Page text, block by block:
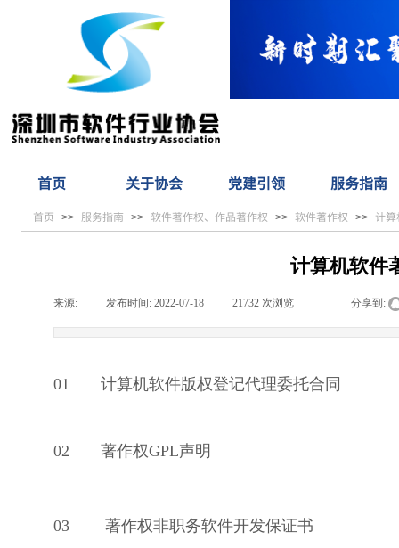
首页 关于协会 党建引领 服务指南
首页 >> 服务指南 >> 软件著作权、作品著作权 >> 软件著作权 >> 计
计算机软件
来源: 发布时间: 2022-07-18 21732 次浏览 分享到:
01 计算机软件版权登记代理委托合同
02 著作权GPL声明
03 著作权非职务软件开发保证书